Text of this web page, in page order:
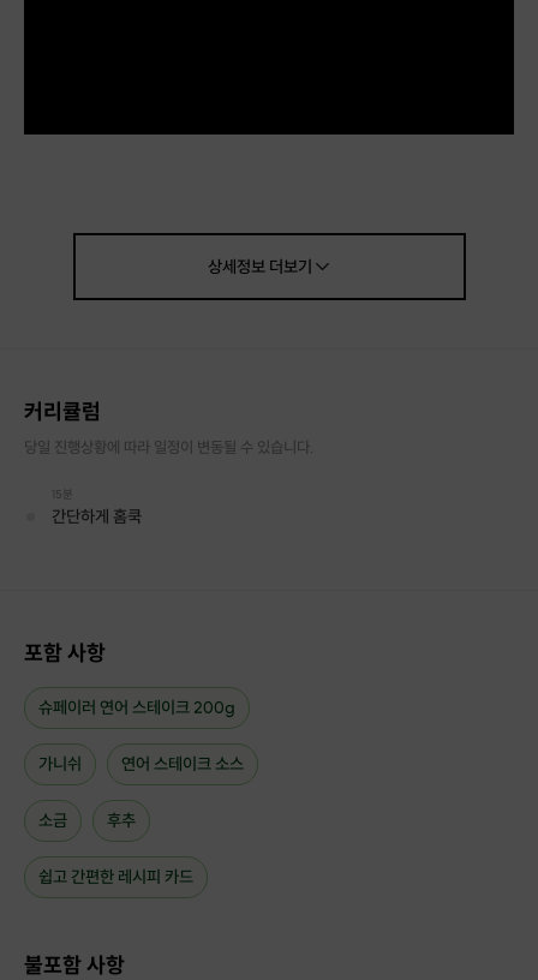
●포함사항
- 슈페리어 연어 스테이크 200g
- 가니쉬(아스파라거스, 양송이, 감자, 마늘, 방울토마토, 레몬)
- 쉽고 간편한 레시피카드
- 배송비
✔ 노르웨이산 슈페리어 등급의 최고급 연어 제공
상세정보더보기
커리큘럼
당일 진행상황에 따라 일정이 변동될 수 있습니다.
15분
간단하게 홈쿡
포함 사항
슈페이러 연어 스테이크 200g
가니쉬 연어 스테이크 소스
소금 후추
쉽고 간편한 레시피 카드
불포함 사항